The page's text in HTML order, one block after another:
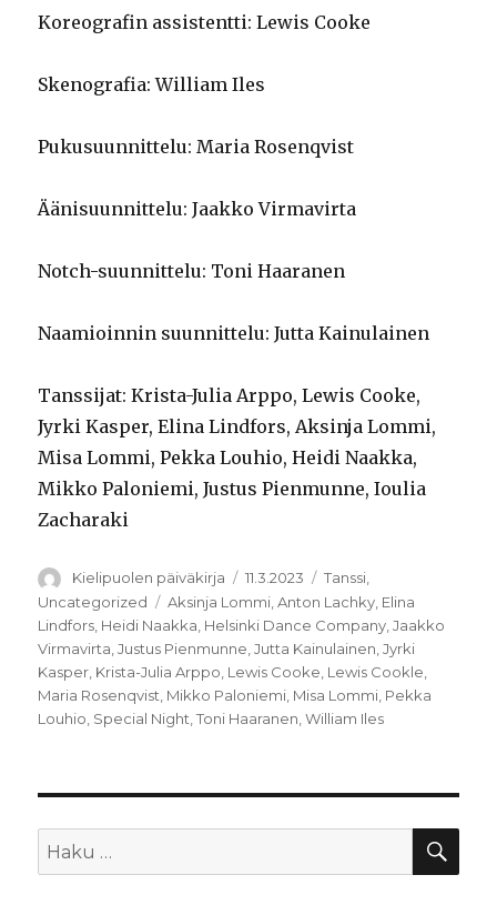
Koreografin assistentti: Lewis Cooke
Skenografia: William Iles
Pukusuunnittelu: Maria Rosenqvist
Äänisuunnittelu: Jaakko Virmavirta
Notch-suunnittelu: Toni Haaranen
Naamioinnin suunnittelu: Jutta Kainulainen
Tanssijat: Krista-Julia Arppo, Lewis Cooke,
Jyrki Kasper, Elina Lindfors, Aksinja Lommi,
Misa Lommi, Pekka Louhio, Heidi Naakka,
Mikko Paloniemi, Justus Pienmunne, Ioulia
Zacharaki
Kirjoittaja
Kielipuolen päiväkirja Julkaistu
11.3.2023 Kategoriat
Tanssi,
Uncategorized
Avainsanat
Aksinja Lommi ,Anton Lachky Elina
Lindfors Heidi Naakka Helsinki Dance Company ,Jaakko
Virmavirta ,Justus Pienmunne ,Jutta Kainulainen ,Jyrki
Kasper Krista-Julia Arppo Lewis Cooke Lewis Cookle
Maria Rosenqvist Mikko Paloniemi Misa Lommi Pekka
Louhio Special Night ,Toni Haaranen ,William Iles
Etsi: